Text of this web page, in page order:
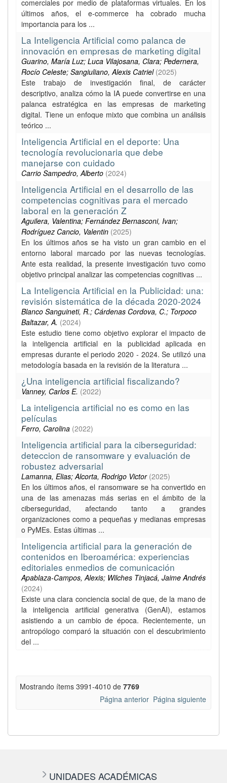
comerciales por medio de plataformas virtuales. En los
últimos años, el e-commerce ha cobrado mucha
importancia para los ...
La Inteligencia Artificial como palanca de
innovación en empresas de marketing digital
Guarino, María Luz; Luca Vilajosana, Clara; Pedernera,
Rocío Celeste; Sangiuliano, Alexis Catriel (2025)
Este trabajo de investigación final, de carácter
descriptivo, analiza cómo la IA puede convertirse en una
palanca estratégica en las empresas de marketing
digital. Tiene un enfoque mixto que combina un análisis
teórico ...
Inteligencia Artificial en el deporte: Una
tecnología revolucionaria que debe
manejarse con cuidado
Carrio Sampedro, Alberto (2024)
Inteligencia Artificial en el desarrollo de las
competencias cognitivas para el mercado
laboral en la generación Z
Aguilera, Valentina; Fernández Bernasconi, Ivan;
Rodríguez Cancio, Valentin (2025)
En los últimos años se ha visto un gran cambio en el
entorno laboral marcado por las nuevas tecnologías.
Ante esta realidad, la presente investigación tuvo como
objetivo principal analizar las competencias cognitivas ...
La Inteligencia Artificial en la Publicidad: una:
revisión sistemática de la década 2020-2024
Blanco Sanguineti, R.; Cárdenas Cordova, C.; Torpoco
Baltazar, A. (2024)
Este estudio tiene como objetivo explorar el impacto de
la inteligencia artificial en la publicidad aplicada en
empresas durante el periodo 2020 - 2024. Se utilizó una
metodología basada en la revisión de la literatura ...
¿Una inteligencia artificial fiscalizando?
Vanney, Carlos E. (2022)
La inteligencia artificial no es como en las
películas
Ferro, Carolina (2022)
Inteligencia artificial para la ciberseguridad:
deteccion de ransomware y evaluación de
robustez adversarial
Lamanna, Elias; Alcorta, Rodrigo Victor (2025)
En los últimos años, el ransomware se ha convertido en
una de las amenazas más serias en el ámbito de la
ciberseguridad, afectando tanto a grandes
organizaciones como a pequeñas y medianas empresas
o PyMEs. Estas últimas ...
Inteligencia artificial para la generación de
contenidos en Iberoamérica: experiencias
editoriales enmedios de comunicación
Apablaza-Campos, Alexis; Wilches Tinjacá, Jaime Andrés
(2024)
Existe una clara conciencia social de que, de la mano de
la inteligencia artificial generativa (GenAI), estamos
asistiendo a un cambio de época. Recientemente, un
antropólogo comparó la situación con el descubrimiento
del ...
Mostrando ítems 3991-4010 de 7769
Página anterior Página siguiente
UNIDADES ACADÉMICAS